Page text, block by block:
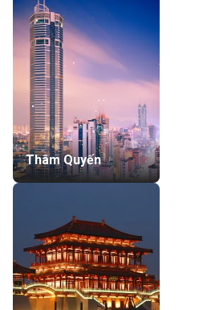
Thâm Quyến